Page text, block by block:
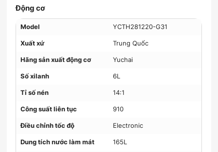
Động cơ
Model YCTH281220-G31
Xuất xứ Trung Quốc
Hãng sản xuất động cơ Yuchai
Số xilanh 6L
Tỉ số nén 14:1
Công suất liên tục 910
Điều chỉnh tốc độ Electronic
Dung tích nước làm mát 165L